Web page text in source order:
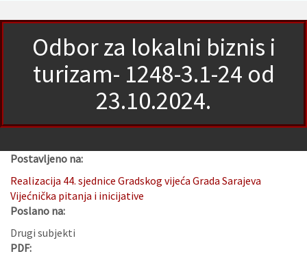
Odbor za lokalni biznis i
turizam- 1248-3.1-24 od
23.10.2024.
Postavljeno na:
Realizacija 44. sjednice Gradskog vijeća Grada Sarajeva
Vijećnička pitanja i inicijative
Poslano na:
Drugi subjekti
PDF: